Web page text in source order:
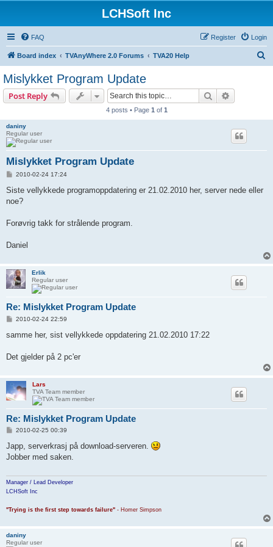
LCHSoft Inc
FAQ Login
Register
Board index TVAnyWhere 2.0 Forums TVA20 Help
Mislykket Program Update
Post Reply Search
4 posts • Page 1 of 1
daniny
Regular user
Mislykket Program Update
P
s
2010-02-24 17:24
Siste vellykkede programoppdatering er 21.02.2010 her, server nede eller
noe?
Forøvrig takk for strålende program.
Daniel
Erlik
Regular user
Re: Mislykket Program Update
P
s
2010-02-24 22:59
samme her, sist vellykkede oppdatering 21.02.2010 17:22
Det gjelder på 2 pc'er
Lars
TVA Team member
Re: Mislykket Program Update
P
s
t
2010-02-25 00:39
Japp, serverkrasj på download-serveren.
Jobber med saken.
Manager / Lead Developer
LCHSoft Inc
"Trying is the first step towards failure" - Homer Simpson
daniny
Regular user